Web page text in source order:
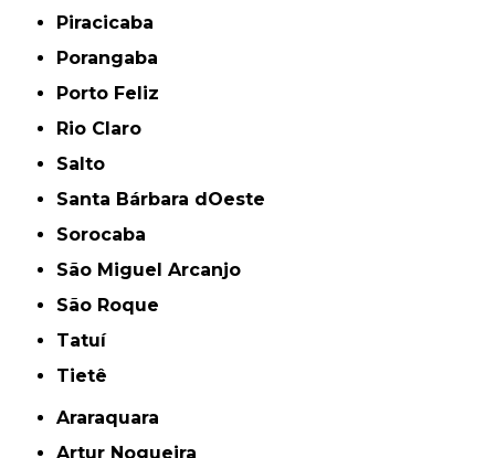
Piracicaba
Porangaba
Porto Feliz
Rio Claro
Salto
Santa Bárbara dOeste
Sorocaba
São Miguel Arcanjo
São Roque
Tatuí
Tietê
Araraquara
Artur Nogueira